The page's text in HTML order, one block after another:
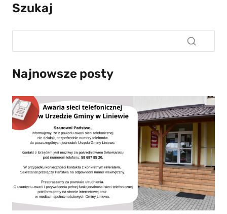
Szukaj
Najnowsze posty